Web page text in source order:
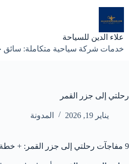
المحتوى
علاء الدين للسياحة
خدمات شركة سياحية متكاملة:
رحلتي إلى جزر القمر
يناير 19, 2026 المدونة
9 مفاجآت رحلتي إلى جزر القمر: + خطة 8 أيام 🏝️✨